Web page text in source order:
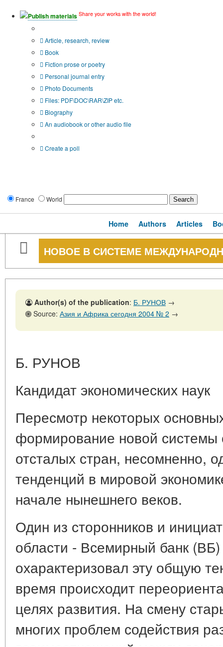
Publish materials Share your works with the world!
Article, research, review
Book
Fiction prose or poetry
Personal journal entry
Photo Documents
Files: PDF\DOC\RAR\ZIP etc.
Biography
An audiobook or other audio file
Create a poll
France World
Home Authors Articles
НОВОЕ В СИСТЕМЕ
Author(s) of the publication: Б. РУНОВ →
Source: Азия и Африка сегодня 2004 № 2 →
Б. РУНОВ
Кандидат экономических наук
Пересмотр некоторых
формирование новой системы
отсталых стран, несомненно,
тенденций в мировой
начале нынешнего веков.
Один из сторонников и
области - Всемирный банк
охарактеризовал эту общую
время происходит
целях развития. На смену
многих проблем содействия